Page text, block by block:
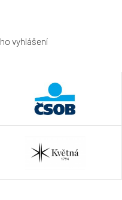
vyhlášení